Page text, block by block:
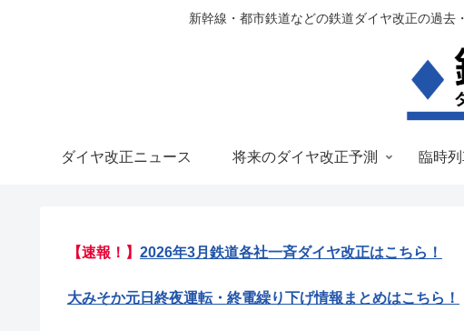
新幹線・都市鉄道などの鉄道ダイヤ改正の過
ダイヤ改正ニュース 将来のダイヤ改正予測 臨時
【速報！】 2026年3月鉄道各社一斉ダイヤ改正はこちら！
大みそか元日終夜運転・終電繰り下げ情報まとめはこちら！